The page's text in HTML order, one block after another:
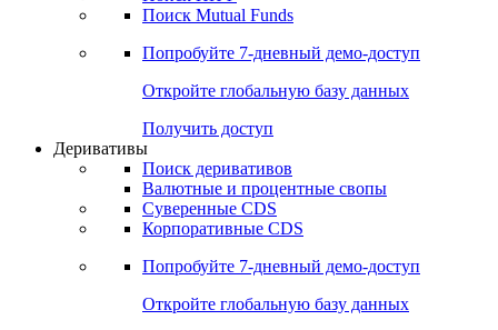
Поиск Mutual Funds
Попробуйте 7-дневный демо-доступ
Откройте глобальную базу данных
Получить доступ
Деривативы
Поиск деривативов
Валютные и процентные свопы
Суверенные CDS
Корпоративные CDS
Попробуйте 7-дневный демо-доступ
Откройте глобальную базу данных